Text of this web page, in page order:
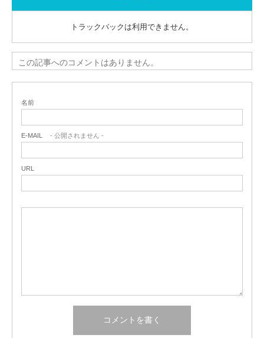
トラックバックは利用できません。
この記事へのコメントはありません。
名前
E-MAIL - 公開されません -
URL